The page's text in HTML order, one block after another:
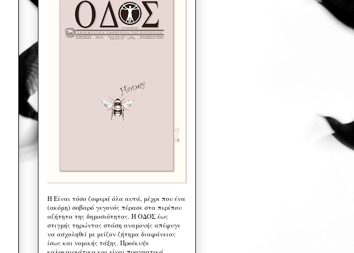
Η Eίναι τόσο ζοφερά όλα αυτά, μέχρι που ένα
(ακόμη) σοβαρό γεγονός πέρασε στα περίπου
αζήτητα της δημοσιότητας. Η ΟΔΟΣ έως
στιγμής τηρώντας στάση αναμονής απέφυγε
να ασχοληθεί με μείζον ζήτημα διαφάνειας
ίσως και νομικής τάξης. Προέκυψε